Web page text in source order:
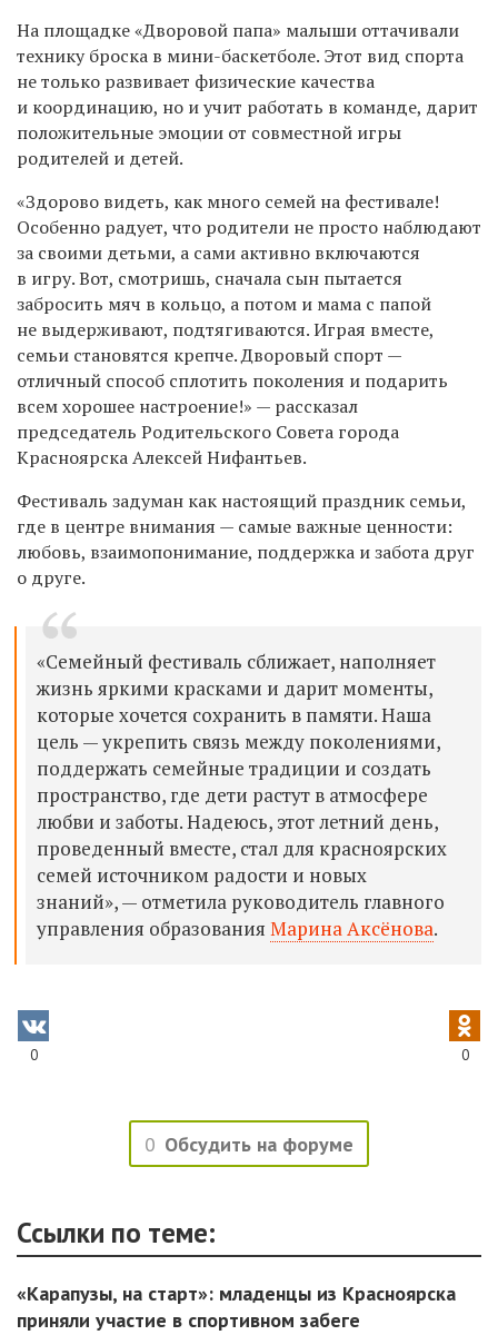
На площадке «Дворовой папа» малыши оттачивали
технику броска в мини-баскетболе. Этот вид спорта
не только развивает физические качества
и координацию, но и учит работать в команде, дарит
положительные эмоции от совместной игры
родителей и детей.
«Здорово видеть, как много семей на фестивале!
Особенно радует, что родители не просто наблюдают
за своими детьми, а сами активно включаются
в игру. Вот, смотришь, сначала сын пытается
забросить мяч в кольцо, а потом и мама с папой
не выдерживают, подтягиваются. Играя вместе,
семьи становятся крепче. Дворовый спорт —
отличный способ сплотить поколения и подарить
всем хорошее настроение!» — рассказал
председатель Родительского Совета города
Красноярска Алексей Нифантьев.
​Фестиваль задуман как настоящий праздник семьи,
где в центре внимания — самые важные ценности:
любовь, взаимопонимание, поддержка и забота друг
о друге.
«Семейный фестиваль сближает, наполняет
жизнь яркими красками и дарит моменты,
которые хочется сохранить в памяти. Наша
цель — укрепить связь между поколениями,
поддержать семейные традиции и создать
пространство, где дети растут в атмосфере
любви и заботы. Надеюсь, этот летний день,
проведенный вместе, стал для красноярских
семей источником радости и новых
знаний», — отметила руководитель главного
управления образования Марина Аксёнова.
0 0
0 Обсудить на форуме
Ссылки по теме:
«Карапузы, на старт»: младенцы из Красноярска
приняли участие в спортивном забеге